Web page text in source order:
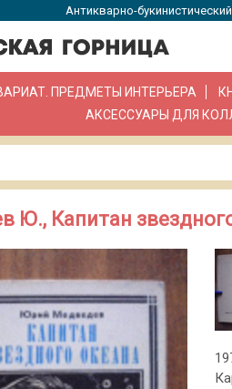
Антикварно-
ПРЕДМЕТЫ ИНТЕРЬЕРА
АКСЕССУАРЫ ДЛЯ
Ю., Капитан